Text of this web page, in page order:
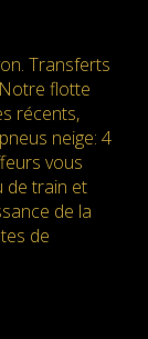
Transferts
flotte
récents,
neige: 4
vous
de train et
de la
de